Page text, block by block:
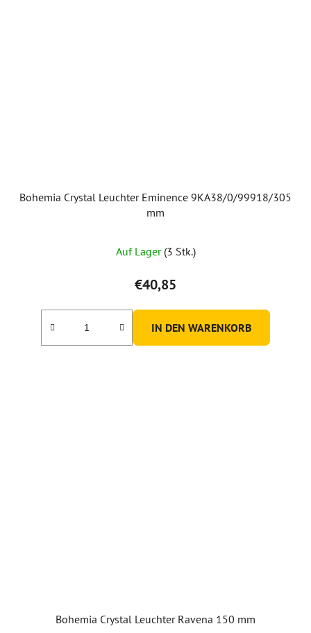
Bohemia Crystal Leuchter Eminence 9KA38/0/99918/305
mm
durchschnittliche
Produktbewertung
ist
5,0
von
Auf Lager (3 Stk.)
€40,85
IN DEN WARENKORB
Bohemia Crystal Leuchter Ravena 150 mm